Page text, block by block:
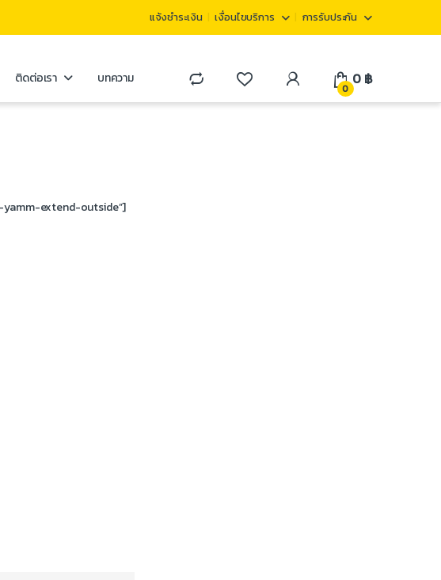
แจ้งชำระเงิน เงื่อนไขบริการ การรับประกัน
ติดต่อเรา บทความ
0
0 ฿
yamm-extend-outside”]